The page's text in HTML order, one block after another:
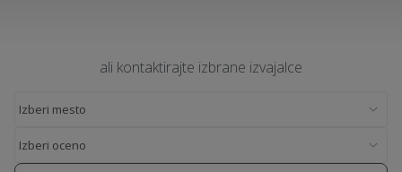
ali kontaktirajte izbrane izvajalce